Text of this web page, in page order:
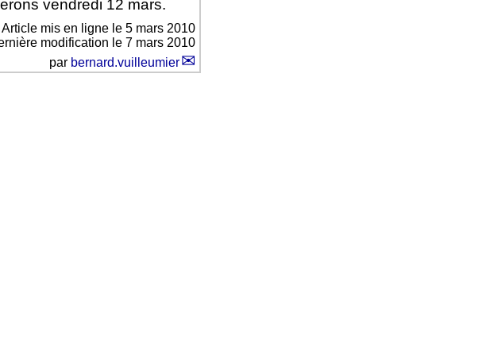
vendredi 12 mars.
Article mis en ligne le 5 mars 2010
modification le 7 mars 2010
par bernard.vuilleumier